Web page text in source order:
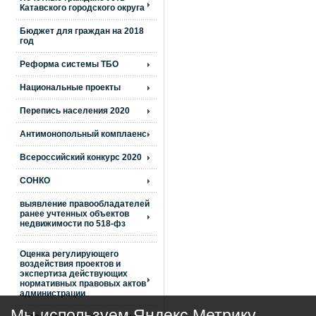
Катавского городского округа
Бюджет для граждан на 2018
год
Реформа системы ТБО
Национальные проекты
Перепись населения 2020
Антимонопольный комплаенс
Всероссийский конкурс 2020
СОНКО
выявление правообладателей
ранее учтенных объектов
недвижимости по 518-фз
Оценка регулирующего
воздействия проектов и
экспертиза действующих
нормативных правовых актов
администрации